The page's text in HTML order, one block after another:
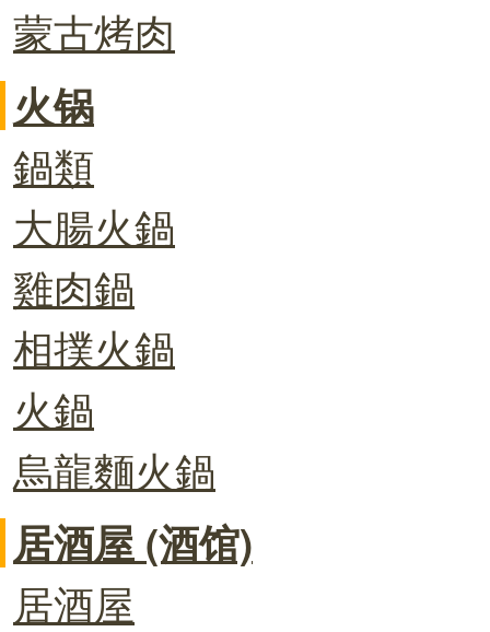
蒙古烤肉
火锅
鍋類
大腸火鍋
雞肉鍋
相撲火鍋
火鍋
烏龍麵火鍋
居酒屋 (酒馆)
居酒屋